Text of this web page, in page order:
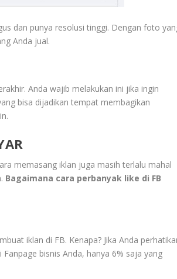
dan punya resolusi tinggi. Dengan foto
Anda jual.
Anda wajib melakukan ini jika ingin
bisa dijadikan tempat membagikan
memasang iklan juga masih terlalu mahal
Bagaimana cara perbanyak like di FB
iklan di FB. Kenapa? Jika Anda
bisnis Anda, hanya 6% saja yang